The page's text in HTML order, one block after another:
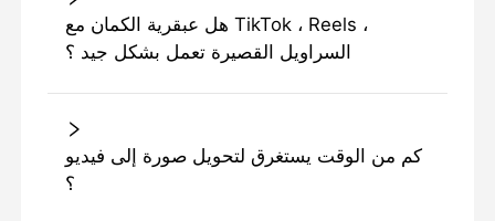
هل عبقرية الكمان مع TikTok ، Reels ،
السراويل القصيرة تعمل بشكل جيد ؟
كم من الوقت يستغرق لتحويل صورة إلى فيديو
؟